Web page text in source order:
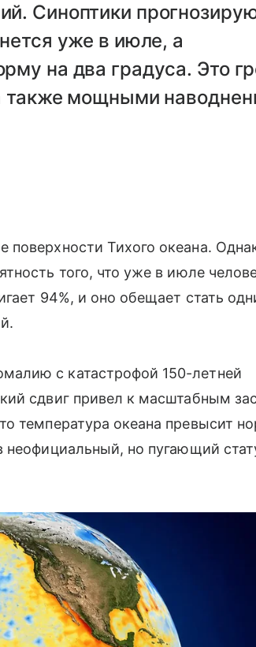
Синоптики
уже в июле, а
на два градуса. Это
также мощными
поверхности Тихого океана.
того, что уже в июле
94%, и оно обещает стать
с катастрофой 150-летней
сдвиг привел к масштабным
температура океана превысит
неофициальный, но пугающий